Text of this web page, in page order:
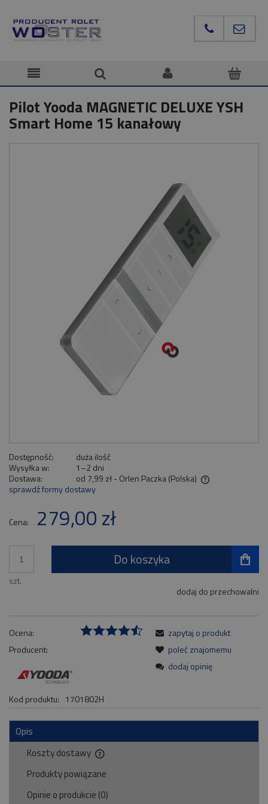
Pilot Yooda MAGNETIC DELUXE YSH
Smart Home 15 kanałowy
Dostępność:
duża ilość
Wysyłka w:
1–2 dni
Dostawa:
od 7,99 zł - Orlen Paczka (Polska)
Cena nie zawiera ewentualnych kosztów płatności
sprawdź formy dostawy
Cena: 279,00 zł
szt.
Do koszyka
dodaj do przechowalni
Ocena:
Producent:
Kod produktu: 1701802H
zapytaj o produkt
poleć znajomemu
dodaj opinię
Opis
Koszty dostawy
Cena nie zawiera ewentualnych kosztów płatności
Produkty powiązane
Opinie o produkcie (0)